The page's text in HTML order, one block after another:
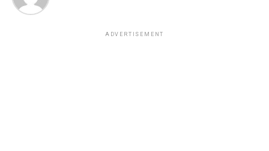
ADVERTISEMENT